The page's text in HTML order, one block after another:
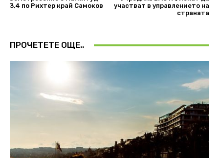
3,4 по Рихтер край Самоков
участват в управлението на
страната
ПРОЧЕТЕТЕ ОЩЕ..